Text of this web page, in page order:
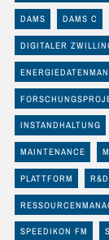
DAMS DAMS C
DIGITALER
INSTANDHALTUNG
MAINTENANCE
PLATTFORM R&D
SPEEDIKON FM